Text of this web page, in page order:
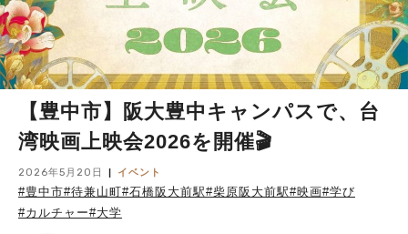
【豊中市】阪大豊中キャンパスで、台
湾映画上映会2026を開催🎬
2026年5月20日 イベント
#豊中市#待兼山町#石橋阪大前駅#柴原阪大前駅#映画#学び
#カルチャー#大学